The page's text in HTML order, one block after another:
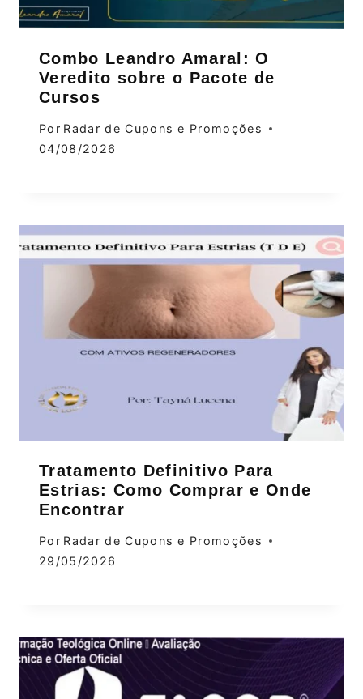
Combo Leandro Amaral: O
Veredito sobre o Pacote de
Cursos
Por Radar de Cupons e Promoções
04/08/2026
Tratamento Definitivo Para
Estrias: Como Comprar e Onde
Encontrar
Por Radar de Cupons e Promoções
29/05/2026